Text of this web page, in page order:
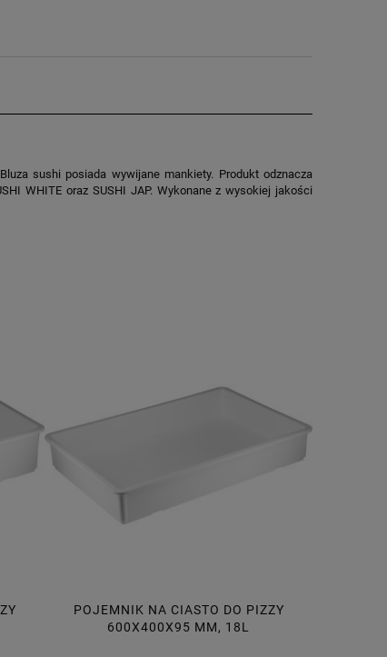
sushi posiada wywijane mankiety. Produkt odznacza
WHITE oraz SUSHI JAP. Wykonane z wysokiej jakości
POJEMNIK NA PRODUKTY SYPKIE 102L,
NA KÓŁKACH, Z SZUFELKĄ